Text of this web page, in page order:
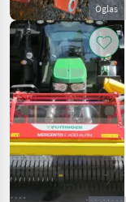
Oglas